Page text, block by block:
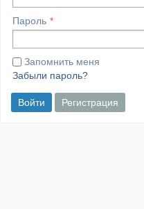
Пароль
Запомнить меня
Забыли пароль?
Войти Регистрация